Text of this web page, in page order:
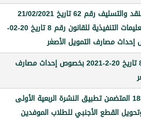
قرار مجلس النقد والتسليف رقم 62 تاريخ 21/02/2021
والمتضمن التعليمات التنفيذية للقانون رقم 8 تاريخ 20-02-
القانون رقم 8 تاريخ 20-2-2021 بخصوص إحداث مصارف
القرار رقم 1834 المتضمن تطبيق النشرة الربعية الأولى
القطع الأجنبي للطلاب الموفدين